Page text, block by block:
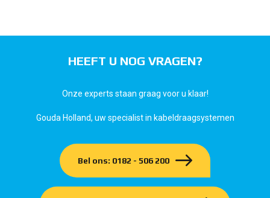
HEEFT U NOG VRAGEN?
Onze experts staan graag voor u klaar!
Gouda Holland, uw specialist in kabeldraagsystemen
Bel ons: 0182 - 506 200